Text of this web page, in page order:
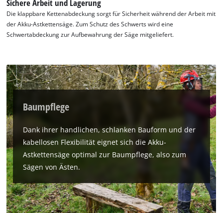
Sichere Arbeit und Lagerung
Die klappbare Kettenabdeckung sorgt für Sicherheit während der Arbeit mit
der Akku-Astkettensäge. Zum Schutz des Schwerts wird eine
Schwertabdeckung zur Aufbewahrung der Säge mitgeliefert.
Baumpflege
Dank ihrer handlichen, schlanken Bauform und der
kabellosen Flexibilität eignet sich die Akku-
Astkettensäge optimal zur Baumpflege, also zum
Sägen von Ästen.